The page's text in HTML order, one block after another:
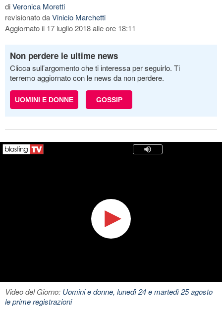
diVeronica Moretti
revisionato daVinicio Marchetti
Aggiornato il 17 luglio 2018 alle ore 18:11
Non perdere le ultime news
Clicca sull’argomento che ti interessa per seguirlo. Ti
terremo aggiornato con le news da non perdere.
UOMINI E DONNE GOSSIP
Video del Giorno: Uomini e donne, lunedì 24 e martedì 25 agosto
le prime registrazioni